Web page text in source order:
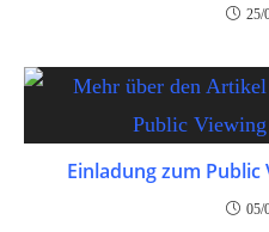
25/
Einladung zum Public
05/